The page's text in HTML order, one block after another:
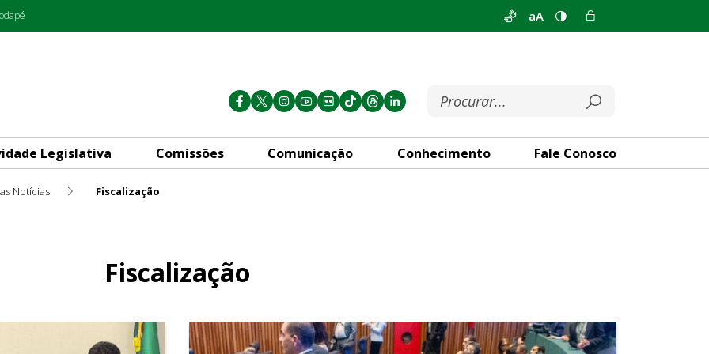
aA
Legislativa Comissões Comunicação Conhecimento Fale Conosco
Notícias Fiscalização
Fiscalização